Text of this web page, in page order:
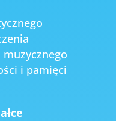
i pamięci